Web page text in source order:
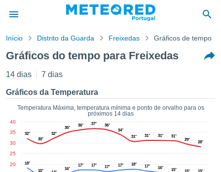
da
foi
por
para
que as
a este
das
Início Distrito da Guarda Freixedas Gráficos de tempo
Gráficos do tempo para Freixedas
14 dias 7 dias
Gráficos da Temperatura
Temperatura Máxima, temperatura mínima e ponto de orvalho para os
próximos 14 dias
20
25
30
35
40
32°
30°
32°
35°
36° 37°
36°
34°
31°
31° 31° 31°
29°
28°
18°
15°
16°
17° 17° 17° 17° 18° 17° 16° 15°